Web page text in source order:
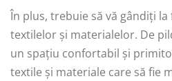
În plus, trebuie să vă gândiți
textilelor și materialelor. De
un spațiu confortabil și
textile și materiale care să fie